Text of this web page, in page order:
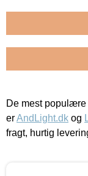
De mest
erAndLight.dk og
fragt, hurtig